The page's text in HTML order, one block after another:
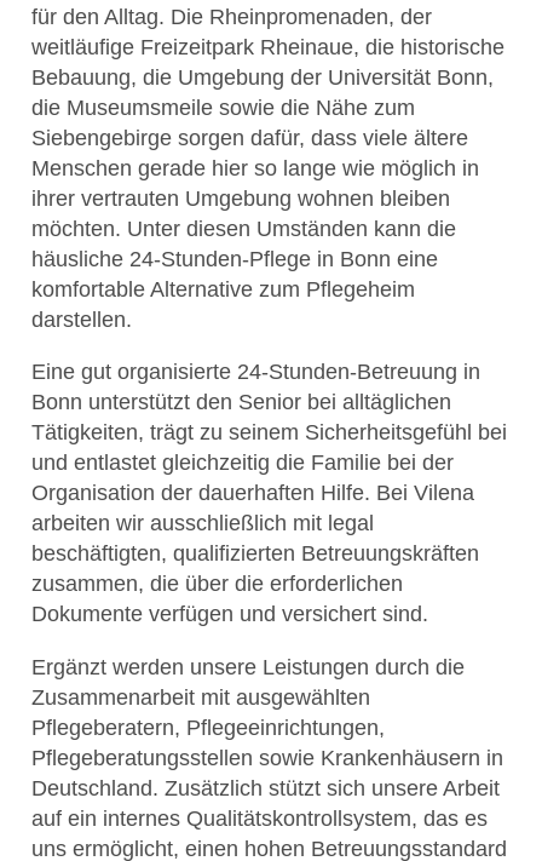
für den Alltag. Die Rheinpromenaden, der
weitläufige Freizeitpark Rheinaue, die historische
Bebauung, die Umgebung der Universität Bonn,
die Museumsmeile sowie die Nähe zum
Siebengebirge sorgen dafür, dass viele ältere
Menschen gerade hier so lange wie möglich in
ihrer vertrauten Umgebung wohnen bleiben
möchten. Unter diesen Umständen kann die
häusliche 24-Stunden-Pflege in Bonn eine
komfortable Alternative zum Pflegeheim
darstellen.
Eine gut organisierte 24-Stunden-Betreuung in
Bonn unterstützt den Senior bei alltäglichen
Tätigkeiten, trägt zu seinem Sicherheitsgefühl bei
und entlastet gleichzeitig die Familie bei der
Organisation der dauerhaften Hilfe. Bei Vilena
arbeiten wir ausschließlich mit legal
beschäftigten, qualifizierten Betreuungskräften
zusammen, die über die erforderlichen
Dokumente verfügen und versichert sind.
Ergänzt werden unsere Leistungen durch die
Zusammenarbeit mit ausgewählten
Pflegeberatern, Pflegeeinrichtungen,
Pflegeberatungsstellen sowie Krankenhäusern in
Deutschland. Zusätzlich stützt sich unsere Arbeit
auf ein internes Qualitätskontrollsystem, das es
uns ermöglicht, einen hohen Betreuungsstandard